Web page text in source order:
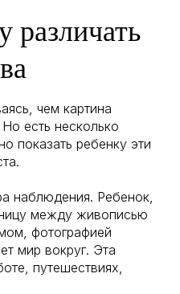
различать
чем картина
Но есть несколько
показать ребенку эти
наблюдения. Ребенок,
между живописью
фотографией
мир вокруг. Эта
путешествиях,